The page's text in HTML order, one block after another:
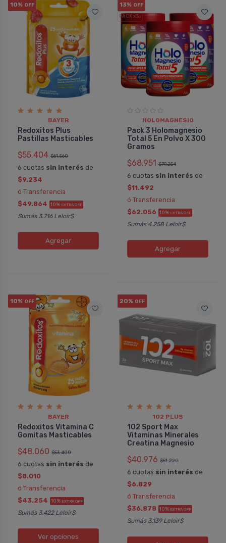
10% OFF
BAYER
Redoxitos Plus
Pastillas Masticables
$55.404 $61.560
6 cuotas sin interés de
$9.234
ó Transferencia
$49.864 10% EXTRA OFF
Sumás 3.716 Leloir$
Agregar
13% OFF
PACK x3u.
HOLOMAGNESIO
Pack 3 Holomagnesio
Total 5 En Polvo X 300
Gramos
$68.951 $79.254
6 cuotas sin interés de
$11.492
ó Transferencia
$62.056 10% EXTRA OFF
Sumás 4.258 Leloir$
Agregar
10% OFF
BAYER
Redoxitos Vitamina C
Gomitas Masticables
$48.060 $53.400
6 cuotas sin interés de
$8.010
ó Transferencia
$43.254 10% EXTRA OFF
Sumás 3.422 Leloir$
Ver opciones
20% OFF
102 PLUS
102 Sport Max
Vitaminas Minerales
Creatina Magnesio
$40.976 $51.220
6 cuotas sin interés de
$6.829
ó Transferencia
$36.878 10% EXTRA OFF
Sumás 3.139 Leloir$